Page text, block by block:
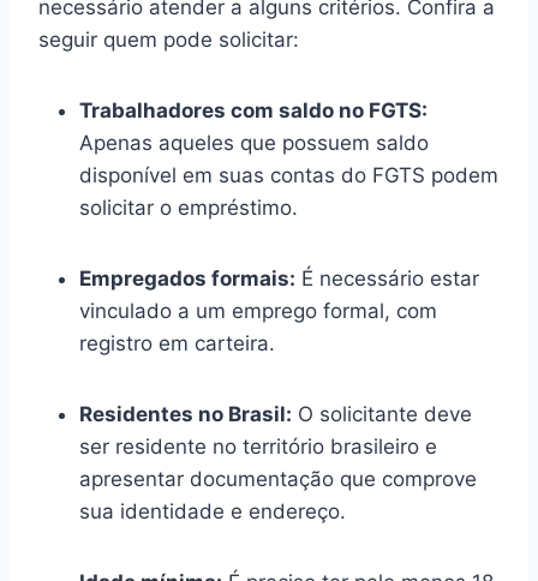
necessário atender a alguns critérios. Confira a
seguir quem pode solicitar:
Trabalhadores com saldo no FGTS:
Apenas aqueles que possuem saldo
disponível em suas contas do FGTS podem
solicitar o empréstimo.
Empregados formais: É necessário estar
vinculado a um emprego formal, com
registro em carteira.
Residentes no Brasil: O solicitante deve
ser residente no território brasileiro e
apresentar documentação que comprove
sua identidade e endereço.